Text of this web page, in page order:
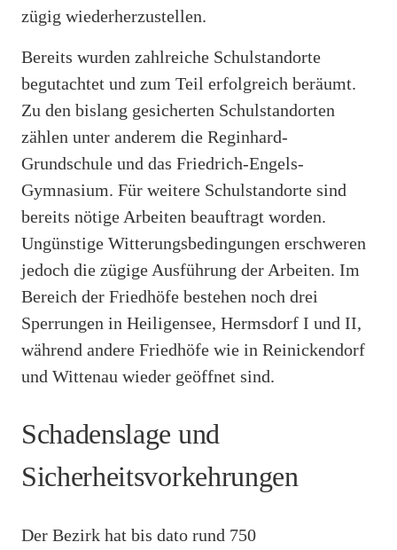
zügig wiederherzustellen.
Bereits wurden zahlreiche Schulstandorte
begutachtet und zum Teil erfolgreich beräumt.
Zu den bislang gesicherten Schulstandorten
zählen unter anderem die Reginhard-
Grundschule und das Friedrich-Engels-
Gymnasium. Für weitere Schulstandorte sind
bereits nötige Arbeiten beauftragt worden.
Ungünstige Witterungsbedingungen erschweren
jedoch die zügige Ausführung der Arbeiten. Im
Bereich der Friedhöfe bestehen noch drei
Sperrungen in Heiligensee, Hermsdorf I und II,
während andere Friedhöfe wie in Reinickendorf
und Wittenau wieder geöffnet sind.
Schadenslage und
Sicherheitsvorkehrungen
Der Bezirk hat bis dato rund 750